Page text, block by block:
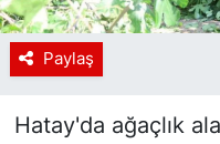
Paylaş
Hatay'da ağaçlık